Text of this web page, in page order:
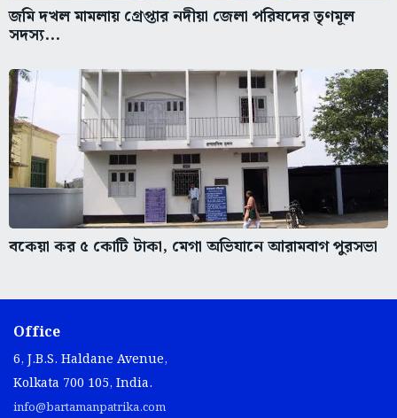
জমি দখল মামলায় গ্রেপ্তার নদীয়া জেলা পরিষদের তৃণমূল
সদস্য...
বকেয়া কর ৫ কোটি টাকা, মেগা অভিযানে আরামবাগ পুরসভা
Office
6, J.B.S. Haldane Avenue,
Kolkata 700 105, India.
info@bartamanpatrika.com